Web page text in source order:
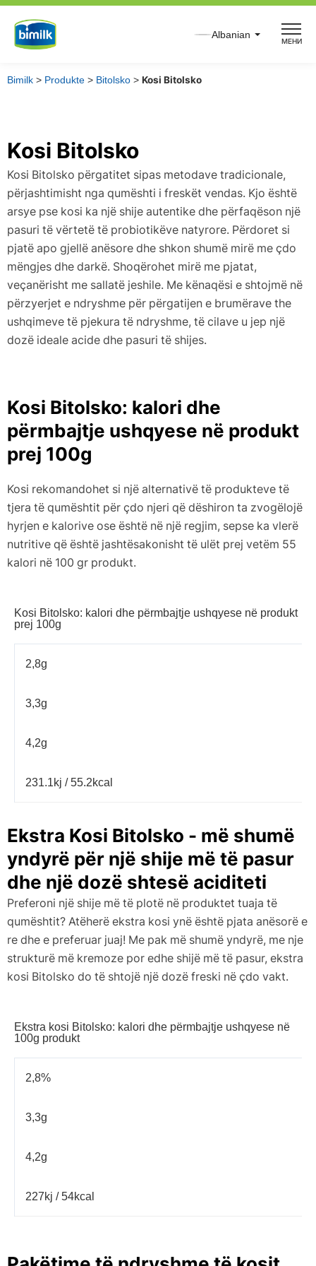
Skip
content
Albanian
МЕНИ
Bimilk > Produkte > Bitolsko > Kosi Bitolsko
Kosi Bitolsko
Kosi Bitolsko përgatitet sipas metodave tradicionale,
përjashtimisht nga qumështi i freskët vendas. Kjo është
arsye pse kosi ka një shije autentike dhe përfaqëson një
pasuri të vërtetë të probiotikëve natyrore. Përdoret si
pjatë apo gjellë anësore dhe shkon shumë mirë me çdo
mëngjes dhe darkë. Shoqërohet mirë me pjatat,
veçanërisht me sallatë jeshile. Me kënaqësi e shtojmë në
përzyerjet e ndryshme për përgatijen e brumërave the
ushqimeve të pjekura të ndryshme, të cilave u jep një
dozë ideale acide dhe pasuri të shijes.
Kosi Bitolsko: kalori dhe përmbajtje ushqyese në produkt
prej 100g
2,8g
3,3g
4,2g
231.1kj / 55.2kcal
Kosi Bitolsko: kalori dhe
përmbajtje ushqyese në produkt
prej 100g
Kosi rekomandohet si një alternativë të produkteve të
tjera të qumështit për çdo njeri që dëshiron ta zvogëlojë
hyrjen e kalorive ose është në një regjim, sepse ka vlerë
nutritive që është jashtësakonisht të ulët prej vetëm 55
kalori në 100 gr produkt.
Ekstra Kosi Bitolsko - më shumë
yndyrë për një shije më të pasur
dhe një dozë shtesë aciditeti
Preferoni një shije më të plotë në produktet tuaja të
qumështit? Atëherë ekstra kosi ynë është pjata anësorë e
re dhe e preferuar juaj! Me pak më shumë yndyrë, me nje
strukturë më kremoze por edhe shijë më të pasur, ekstra
kosi Bitolsko do të shtojë një dozë freski në çdo vakt.
Ekstra kosi Bitolsko: kalori dhe përmbajtje ushqyese në
100g produkt
2,8%
3,3g
4,2g
227kj / 54kcal